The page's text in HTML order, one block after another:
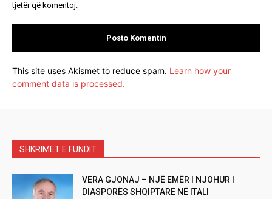
tjetër që komentoj.
This site uses Akismet to reduce spam. Learn how your
comment data is processed.
SHKRIMET E FUNDIT
VERA GJONAJ – NJË EMËR I NJOHUR I
DIASPORËS SHQIPTARE NË ITALI